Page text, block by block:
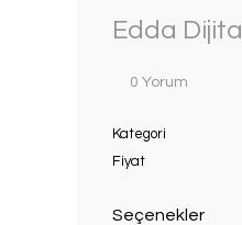
Edda Dijital
0 Yorum
Kategori
Fiyat
Seçenekler